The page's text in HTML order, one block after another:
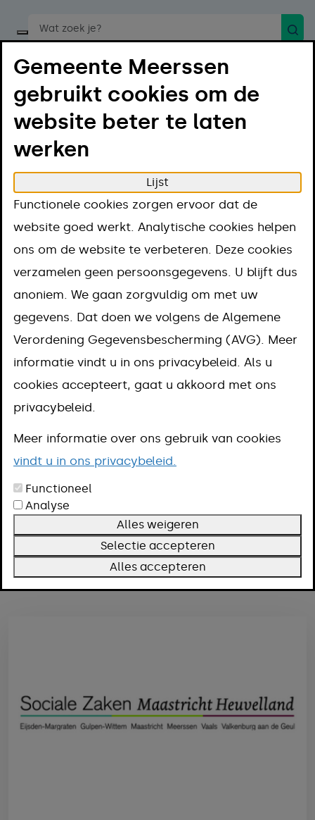
Start een spraakopdracht
Menu
Home Projecten en thema's
Projecten en
thema's
Je vindt hier informatie over
gemeentelijke projecten en
themapagina's. Je kunt filteren op
woonkern en op onderwerp. Heb je
Kern
Filters wissen
Gemeente Meerssen
gebruikt cookies om de
website beter te laten
werken
Lijst
Functionele cookies zorgen ervoor dat de
website goed werkt. Analytische cookies helpen
ons om de website te verbeteren. Deze cookies
verzamelen geen persoonsgegevens. U blijft dus
anoniem. We gaan zorgvuldig om met uw
gegevens. Dat doen we volgens de Algemene
Verordening Gegevensbescherming (AVG). Meer
informatie vindt u in ons privacybeleid. Als u
cookies accepteert, gaat u akkoord met ons
privacybeleid.
Meer informatie over ons gebruik van cookies
vindt u in ons privacybeleid.
Functioneel
Analyse
Alles weigeren
Selectie accepteren
Alles accepteren